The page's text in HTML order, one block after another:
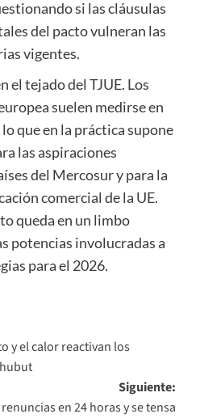
si las cláusulas
del pacto vulneran las
vigentes.
el tejado del TJUE. Los
suelen medirse en
que en la práctica supone
las aspiraciones
del Mercosur y para la
comercial de la UE.
queda en un limbo
potencias involucradas a
para el 2026.
y el calor reactivan los
Siguiente:
en 24 horas y se tensa